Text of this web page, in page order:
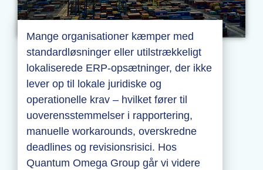
Mange organisationer kæmper med
standardløsninger eller utilstrækkeligt
lokaliserede ERP-opsætninger, der ikke
lever op til lokale juridiske og
operationelle krav – hvilket fører til
uoverensstemmelser i rapportering,
manuelle workarounds, overskredne
deadlines og revisionsrisici. Hos
Quantum Omega Group går vi videre